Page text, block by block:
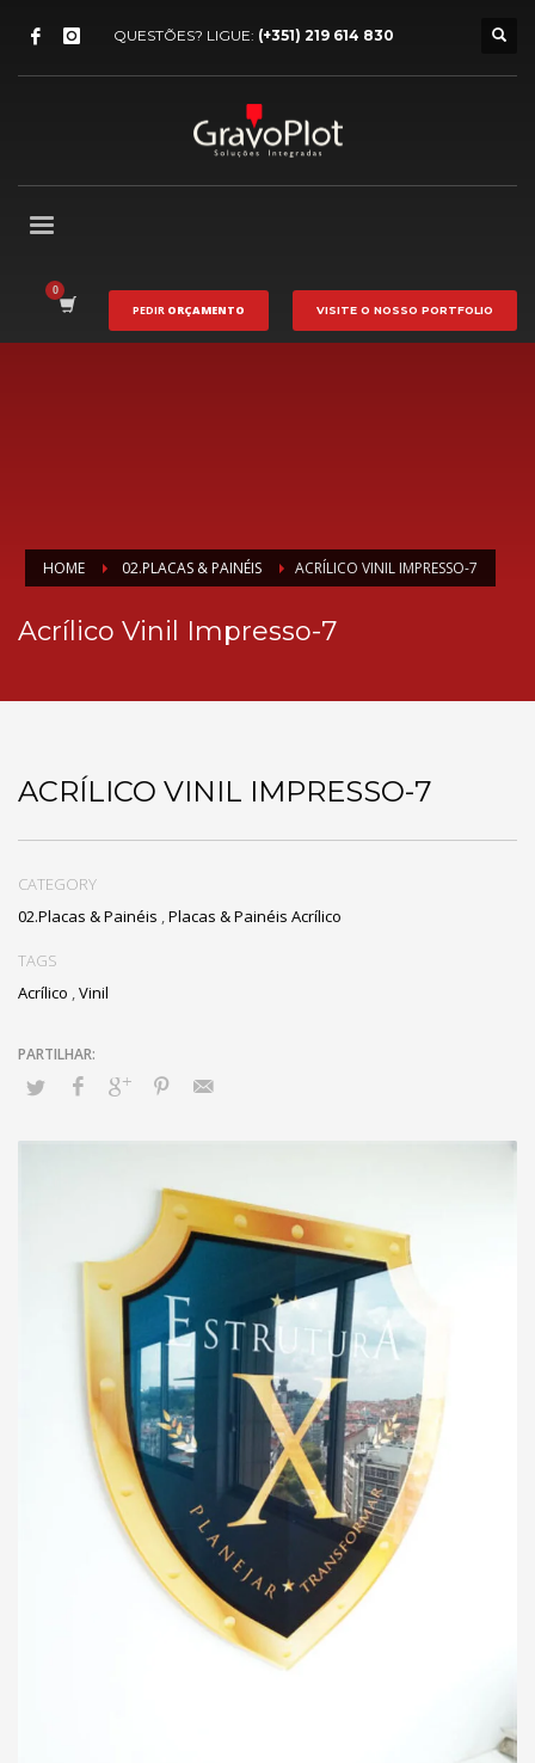
QUESTÕES? LIGUE: (+351) 219 614 830
PEDIR ORÇAMENTO VISITE O NOSSO PORTFOLIO
HOME 02.PLACAS & PAINÉIS ACRÍLICO VINIL IMPRESSO-7
Acrílico Vinil Impresso-7
ACRÍLICO VINIL IMPRESSO-7
CATEGORY
02.Placas & Painéis ,Placas & Painéis Acrílico
TAGS
Acrílico ,Vinil